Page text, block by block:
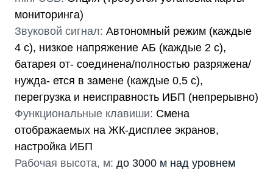
мониторинга)
Звуковой сигнал: Автономный режим (каждые
4 с), низкое напряжение АБ (каждые 2 с),
батарея от- соединена/полностью разряжена/
нужда- ется в замене (каждые 0,5 с),
перегрузка и неисправность ИБП (непрерывно)
Функциональные клавиши: Смена
отображаемых на ЖК-дисплее экранов,
настройка ИБП
Рабочая высота, м: до 3000 м над уровнем